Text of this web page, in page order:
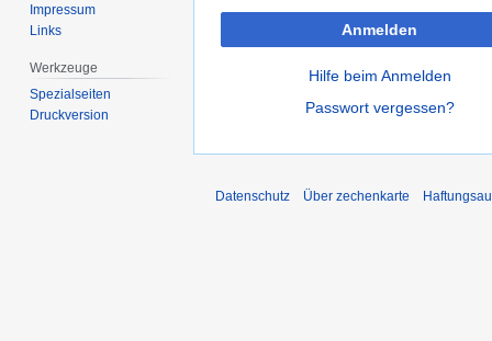
Anmelden
Hilfe beim Anmelden
Passwort vergessen?
Impressum
Links
Werkzeuge
Spezialseiten
Druckversion
Datenschutz Über zechenkarte